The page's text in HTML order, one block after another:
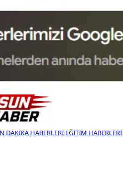
DAKIKA HABERLERI EĞITIM HABERLERI